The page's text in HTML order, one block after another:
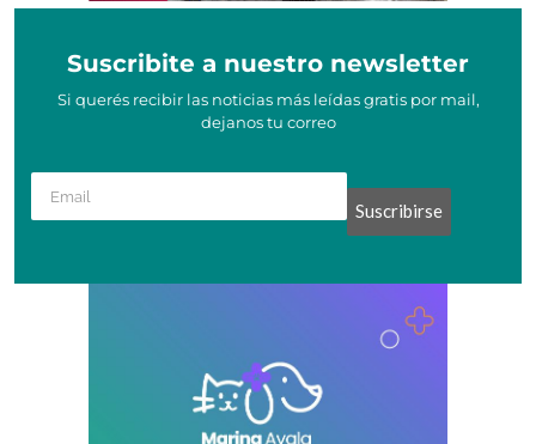
Suscribite a nuestro newsletter
Si querés recibir las noticias más leídas gratis por mail,
dejanos tu correo
Suscribirse